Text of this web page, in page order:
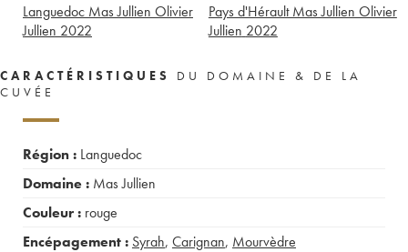
Languedoc Mas Jullien Olivier
Jullien 2022
Pays d'Hérault Mas Jullien Olivier
Jullien 2022
CARACTÉRISTIQUES
DU DOMAINE & DE LA
CUVÉE
Région : Languedoc
Domaine : Mas Jullien
Couleur : rouge
Encépagement : Syrah, Carignan, Mourvèdre